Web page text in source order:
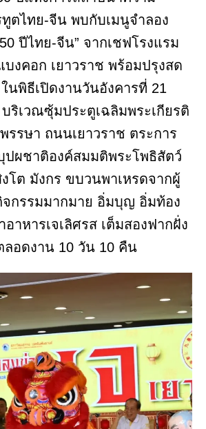
ตไทย-จีน พบกับเมนูจำลอง
ปีไทย-จีน” จากเชฟโรงแรม
งคอก เยาวราช พร้อมปรุงสด
นพิธีเปิดงานวันอังคารที่ 21
เวณซุ้มประตูเฉลิมพระเกียรติ
รรษา ถนนเยาวราช ตระการ
ผชาติองค์สมมติพระโพธิสัตว์
โต มังกร ขบวนพาเหรดจากผู้
กรรมมากมาย อิ่มบุญ อิ่มท้อง
าหารเจเลิศรส เต็มสองฟากฝั่ง
ลอดงาน 10 วัน 10 คืน